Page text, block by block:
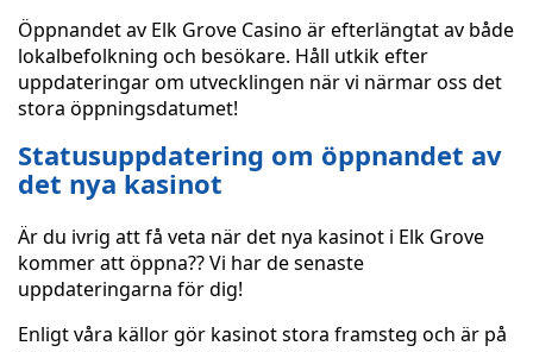
Öppnandet av Elk Grove Casino är efterlängtat av både
lokalbefolkning och besökare. Håll utkik efter
uppdateringar om utvecklingen när vi närmar oss det
stora öppningsdatumet!
Statusuppdatering om öppnandet av
det nya kasinot
Är du ivrig att få veta när det nya kasinot i Elk Grove
kommer att öppna?? Vi har de senaste
uppdateringarna för dig!
Enligt våra källor gör kasinot stora framsteg och är på